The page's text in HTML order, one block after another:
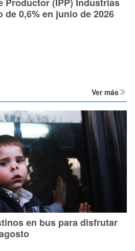
0,6% en junio de 2026
Ver más
en bus para disfrutar